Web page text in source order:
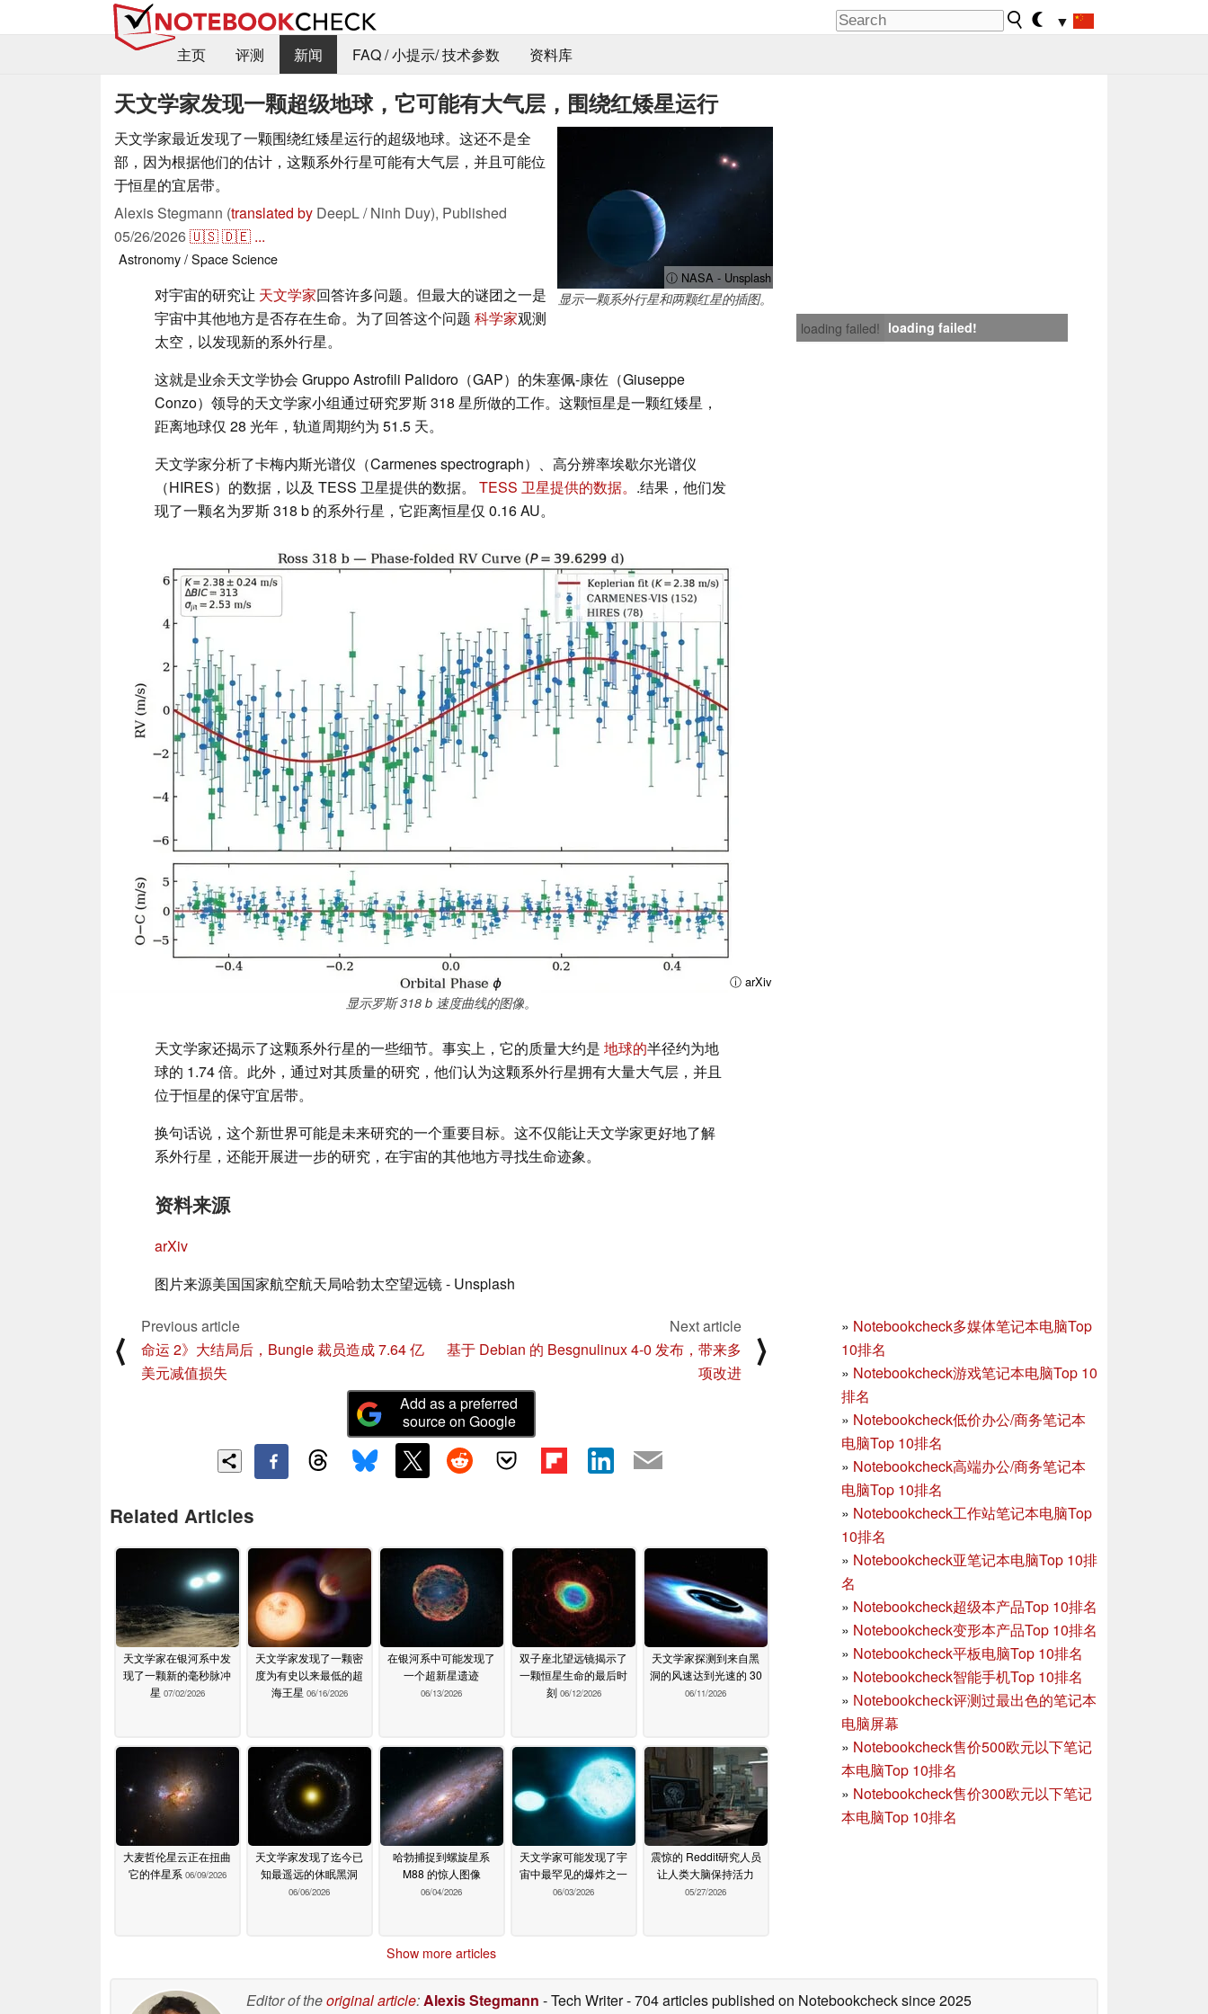
▼
主页
评测 新闻 FAQ / 小提示/ 技术参数 资料库
天文学家发现一颗超级地球，它可能有大气层，围绕红矮星运行
ⓘ NASA - Unsplash
显示一颗系外行星和两颗红星的插图。
天文学家最近发现了一颗围绕红矮星运行的超级地球。这还不是全
部，因为根据他们的估计，这颗系外行星可能有大气层，并且可能位
于恒星的宜居带。
Alexis Stegmann (translated by DeepL / Ninh Duy), Published
05/26/2026🇺🇸🇩🇪 ...
Astronomy / SpaceScience
loading failed! loading failed!
对宇宙的研究让 天文学家回答许多问题。但最大的谜团之一是
宇宙中其他地方是否存在生命。为了回答这个问题 科学家观测
太空，以发现新的系外行星。
这就是业余天文学协会 Gruppo Astrofili Palidoro（GAP）的朱塞佩-康佐（Giuseppe
Conzo）领导的天文学家小组通过研究罗斯 318 星所做的工作。这颗恒星是一颗红矮星，
距离地球仅 28 光年，轨道周期约为 51.5 天。
天文学家分析了卡梅内斯光谱仪（Carmenes spectrograph）、高分辨率埃歇尔光谱仪
（HIRES）的数据，以及 TESS 卫星提供的数据。 TESS 卫星提供的数据。 .结果，他们发
现了一颗名为罗斯 318 b 的系外行星，它距离恒星仅 0.16 AU。
ⓘ arXiv
显示罗斯 318 b 速度曲线的图像。
天文学家还揭示了这颗系外行星的一些细节。事实上，它的质量大约是 地球的半径约为地
球的 1.74 倍。此外，通过对其质量的研究，他们认为这颗系外行星拥有大量大气层，并且
位于恒星的保守宜居带。
换句话说，这个新世界可能是未来研究的一个重要目标。这不仅能让天文学家更好地了解
系外行星，还能开展进一步的研究，在宇宙的其他地方寻找生命迹象。
资料来源
arXiv
图片来源美国国家航空航天局哈勃太空望远镜 - Unsplash
» Notebookcheck多媒体笔记本电脑Top
10排名
» Notebookcheck游戏笔记本电脑Top 10
排名
» Notebookcheck低价办公/商务笔记本
电脑Top 10排名
» Notebookcheck高端办公/商务笔记本
电脑Top 10排名
» Notebookcheck工作站笔记本电脑Top
10排名
» Notebookcheck亚笔记本电脑Top 10排
名
» Notebookcheck超级本产品Top 10排名
» Notebookcheck变形本产品Top 10排名
» Notebookcheck平板电脑Top 10排名
» Notebookcheck智能手机Top 10排名
» Notebookcheck评测过最出色的笔记本
电脑屏幕
» Notebookcheck售价500欧元以下笔记
本电脑Top 10排名
» Notebookcheck售价300欧元以下笔记
本电脑Top 10排名
⟨
Previous article
命运 2》大结局后，Bungie 裁员造成 7.64 亿
美元减值损失
Next article
基于 Debian 的 Besgnulinux 4-0 发布，带来多
项改进
⟩
Add as a preferred
source on Google
Related Articles
天文学家在银河系中发
现了一颗新的毫秒脉冲
星 07/02/2026
天文学家发现了一颗密
度为有史以来最低的超
海王星 06/16/2026
在银河系中可能发现了
一个超新星遗迹
06/13/2026
双子座北望远镜揭示了
一颗恒星生命的最后时
刻 06/12/2026
天文学家探测到来自黑
洞的风速达到光速的 30
06/11/2026
大麦哲伦星云正在扭曲
它的伴星系 06/09/2026
天文学家发现了迄今已
知最遥远的休眠黑洞
06/06/2026
哈勃捕捉到螺旋星系
M88 的惊人图像
06/04/2026
天文学家可能发现了宇
宙中最罕见的爆炸之一
06/03/2026
震惊的 Reddit研究人员
让人类大脑保持活力
05/27/2026
Show more articles
Editor of theoriginal article:Alexis Stegmann - Tech Writer- 704 articles published on Notebookchecksince 2025